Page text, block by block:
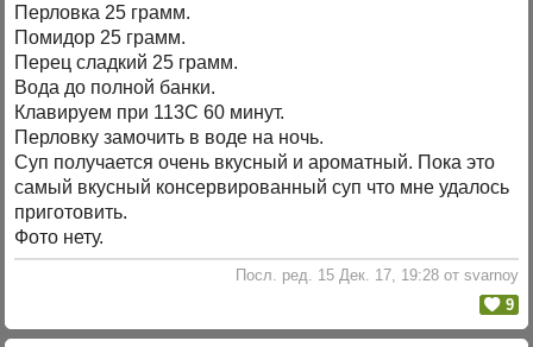
Перловка 25 грамм.
Помидор 25 грамм.
Перец сладкий 25 грамм.
Вода до полной банки.
Клавируем при 113С 60 минут.
Перловку замочить в воде на ночь.
Суп получается очень вкусный и ароматный. Пока это
самый вкусный консервированный суп что мне удалось
приготовить.
Фото нету.
Посл. ред. 15 Дек. 17, 19:28 от svarnoy
9